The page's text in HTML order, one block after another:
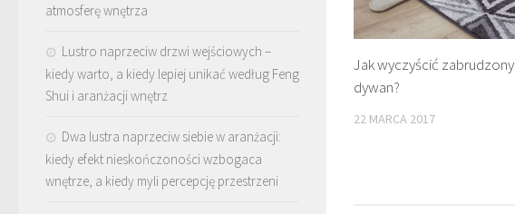
Jak wyczyścić zabrudzony
dywan?
22 MARCA 2017
atmosferę wnętrza
Lustro naprzeciw drzwi wejściowych –
kiedy warto, a kiedy lepiej unikać według Feng
Shui i aranżacji wnętrz
Dwa lustra naprzeciw siebie w aranżacji:
kiedy efekt nieskończoności wzbogaca
wnętrze, a kiedy myli percepcję przestrzeni